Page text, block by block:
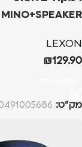
MINO+SPEAKER – כסוף
LEXON
₪129.90
מק”ט: